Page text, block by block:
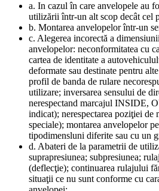
a. In cazul în care anvelopele au
utilizării într-un alt scop decât cel
b. Montarea anvelopelor într-un
c. Alegerea incorectă a
anvelopelor: neconformitatea cu
cartea de identitate a
deformate sau destinate pentru
profil de banda de rulare
utilizare; inversarea sensului de
nerespectand marcajul INSIDE,
indicat); nerespectarea poziţiei de
speciale); montarea anvelopelor
tipodimensluni diferite sau cu un
d. Abateri de la parametrii de
suprapresiunea; subpresiunea;
(deflecţie); continuarea rulajului
situaţii ce nu sunt conforme cu